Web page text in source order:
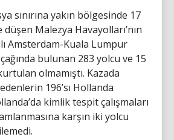
sınırına yakın bölgesinde 17
düşen Malezya Havayolları’nın
Amsterdam-Kuala Lumpur
bulunan 283 yolcu ve 15
olmamıştı. Kazada
196’sı Hollanda
kimlik tespit çalışmaları
karşın iki yolcu